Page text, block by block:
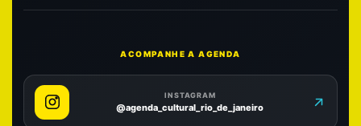
ACOMPANHE A AGENDA
INSTAGRAM
@agenda_cultural_rio_de_janeiro